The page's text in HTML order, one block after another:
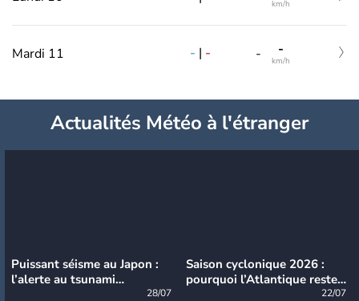
km/h
Mardi 11 - | - - -
km/h
Actualités Météo à l'étranger
Puissant séisme au Japon :
l’alerte au tsunami
28/07
Saison cyclonique 2026 :
pourquoi l’Atlantique reste
22/07